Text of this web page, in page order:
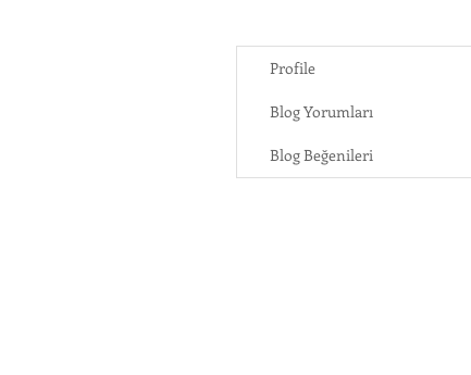
Profile
Blog Yorumları
Blog Beğenileri